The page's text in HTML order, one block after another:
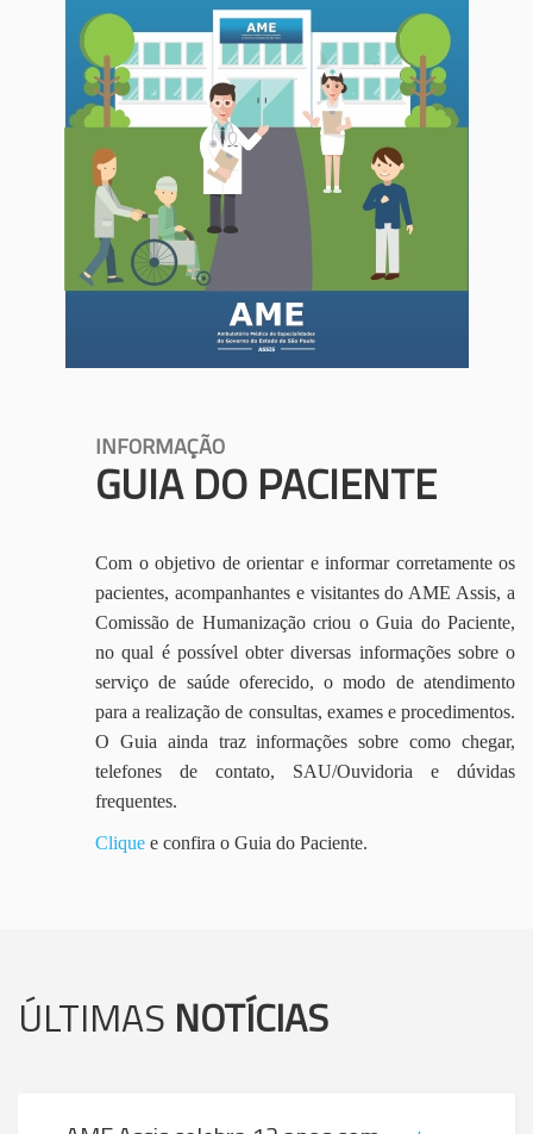
INFORMAÇÃO
GUIA DO PACIENTE
Com o objetivo de orientar e informar corretamente os
pacientes, acompanhantes e visitantes do AME Assis, a
Comissão de Humanização criou o Guia do Paciente,
no qual é possível obter diversas informações sobre o
serviço de saúde oferecido, o modo de atendimento
para a realização de consultas, exames e procedimentos.
O Guia ainda traz informações sobre como chegar,
telefones de contato, SAU/Ouvidoria e dúvidas
frequentes.
Clique e confira o Guia do Paciente.
ÚLTIMAS NOTÍCIAS